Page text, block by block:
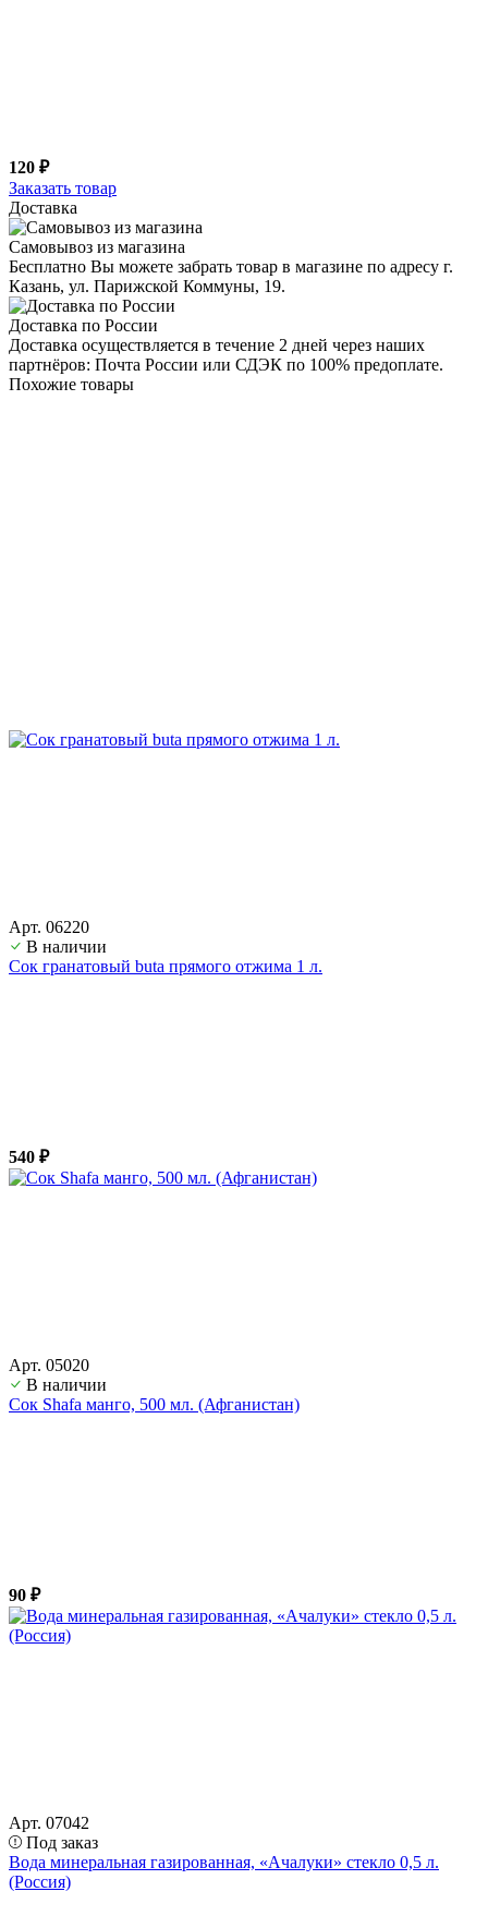
120 ₽
Заказать товар
Доставка
Самовывоз из магазина
Бесплатно Вы можете забрать товар в магазине по адресу г.
Казань, ул. Парижской Коммуны, 19.
Доставка по России
Доставка осуществляется в течение 2 дней через наших
партнёров: Почта России или СДЭК по 100% предоплате.
Похожие товары
Арт. 06220
В наличии
Сок гранатовый buta прямого отжима 1 л.
540 ₽
Арт. 05020
В наличии
Сок Shafa манго, 500 мл. (Афганистан)
90 ₽
Арт. 07042
Под заказ
Вода минеральная газированная, «Ачалуки» стекло 0,5 л.
(Россия)